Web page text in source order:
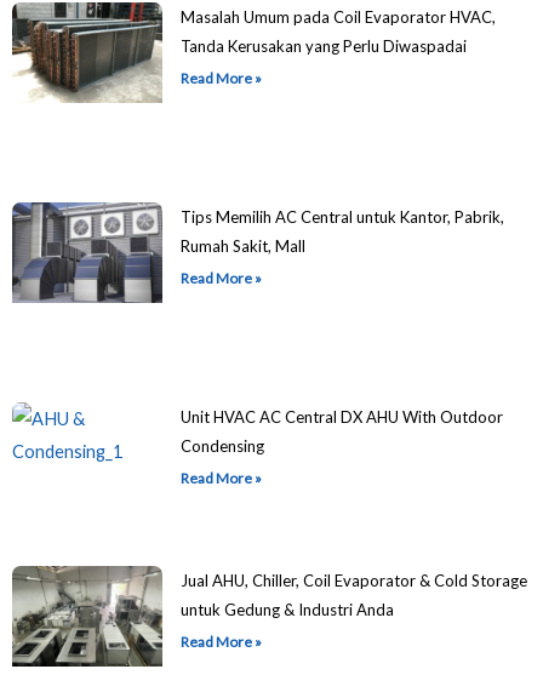
Masalah Umum pada Coil Evaporator HVAC,
Tanda Kerusakan yang Perlu Diwaspadai
Read More »
Tips Memilih AC Central untuk Kantor, Pabrik,
Rumah Sakit, Mall
Read More »
Unit HVAC AC Central DX AHU With Outdoor
Condensing
Read More »
Jual AHU, Chiller, Coil Evaporator & Cold Storage
untuk Gedung & Industri Anda
Read More »